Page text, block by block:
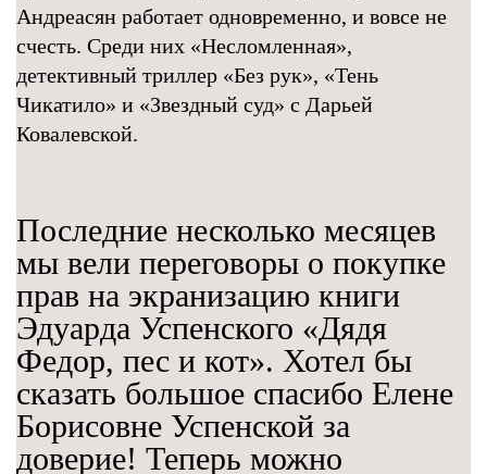
Андреасян работает одновременно, и вовсе не
счесть. Среди них «Несломленная»,
детективный триллер «Без рук», «Тень
Чикатило» и «Звездный суд» с Дарьей
Ковалевской.
Последние несколько месяцев
мы вели переговоры о покупке
прав на экранизацию книги
Эдуарда Успенского «Дядя
Федор, пес и кот». Хотел бы
сказать большое спасибо Елене
Борисовне Успенской за
доверие! Теперь можно